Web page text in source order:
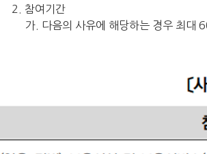
2. 참여기간
가. 다음의 사유에 해당하는 경우 최대 60